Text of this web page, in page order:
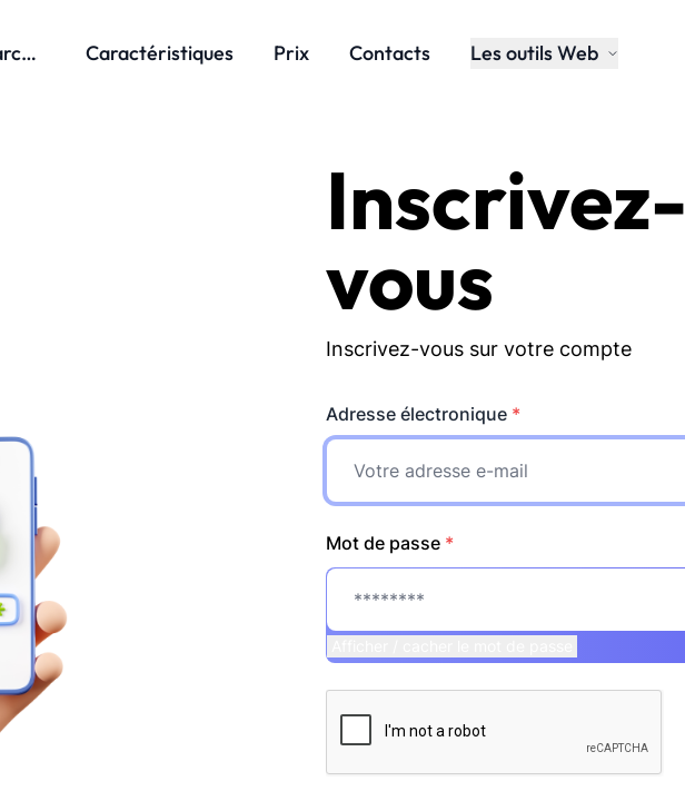
Comment ça marche? Caractéristiques Prix Contacts Les outils Web
Inscrivez-
vous
Inscrivez-vous sur votre compte
Adresse électronique *
Mot de passe *